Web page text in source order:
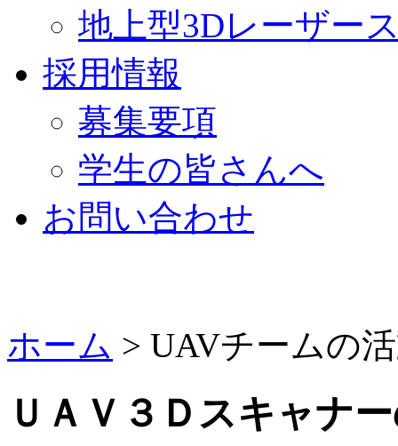
地上型3Dレーザー
採用情報
募集要項
学生の皆さんへ
お問い合わせ
ホーム > UAVチームの
ＵＡＶ３Ｄスキャナ